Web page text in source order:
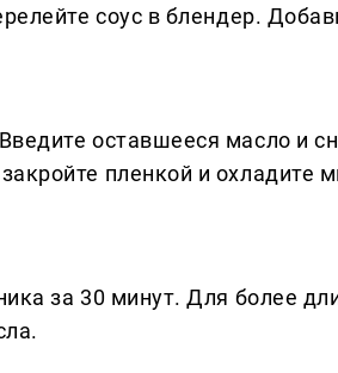
соус в блендер.
оставшееся масло и
пленкой и охладите
за 30 минут. Для более